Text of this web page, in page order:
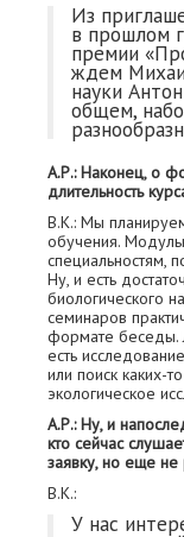
Из
в прошлом
премии
ждем
науки
общем,
А.Р.: Наконец, о
длительность
В.К.: Мы
обучения.
специальностям,
Ну, и есть
биологического
семинаров
формате беседы.
есть
или поиск каких-
экологическое
А.Р.: Ну, и
кто сейчас
заявку, но еще
В.К.:
У нас